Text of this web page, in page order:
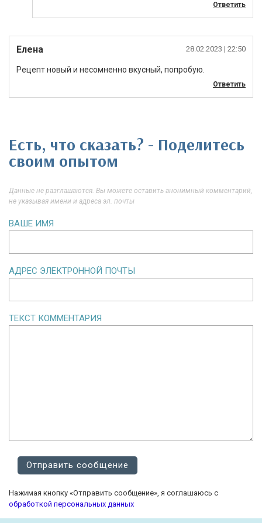
Ответить
Елена 28.02.2023 | 22:50
Рецепт новый и несомненно вкусный, попробую.
Ответить
Есть, что сказать? - Поделитесь
своим опытом
Данные не разглашаются. Вы можете оставить анонимный комментарий,
не указывая имени и адреса эл. почты
ВАШЕ ИМЯ
АДРЕС ЭЛЕКТРОННОЙ ПОЧТЫ
ТЕКСТ КОММЕНТАРИЯ
Нажимая кнопку «Отправить сообщение», я соглашаюсь с
обработкой персональных данных